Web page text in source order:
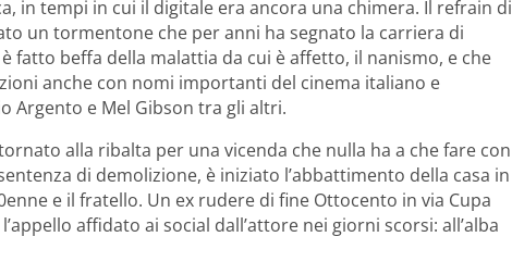
in tempi in cui il digitale era ancora una chimera. Il refrain di
un tormentone che per anni ha segnato la carriera di
fatto beffa della malattia da cui è affetto, il nanismo, e che
anche con nomi importanti del cinema italiano e
Argento e Mel Gibson tra gli altri.
alla ribalta per una vicenda che nulla ha a che fare con
di demolizione, è iniziato l’abbattimento della casa in
e il fratello. Un ex rudere di fine Ottocento in via Cupa
affidato ai social dall’attore nei giorni scorsi: all’alba